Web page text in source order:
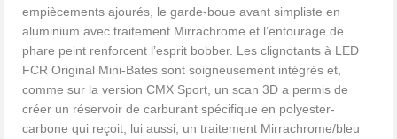
empiècements ajourés, le garde-boue avant simpliste en
aluminium avec traitement Mirrachrome et l’entourage de
phare peint renforcent l’esprit bobber. Les clignotants à LED
FCR Original Mini-Bates sont soigneusement intégrés et,
comme sur la version CMX Sport, un scan 3D a permis de
créer un réservoir de carburant spécifique en polyester-
carbone qui reçoit, lui aussi, un traitement Mirrachrome/bleu